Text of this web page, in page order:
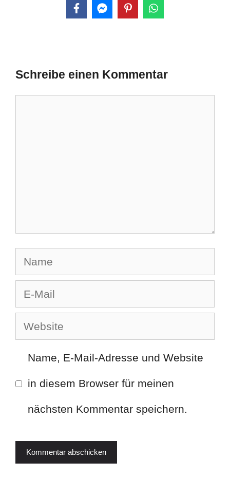
Schreibe einen Kommentar
Name
E-
Website
Name, E-Mail-Adresse und Website
in diesem Browser für meinen
nächsten Kommentar speichern.